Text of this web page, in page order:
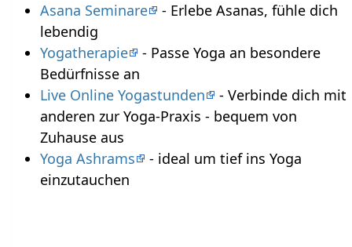
Asana Seminare
- Erlebe Asanas, fühle dich
lebendig
Yogatherapie
- Passe Yoga an besondere
Bedürfnisse an
Live Online Yogastunden
- Verbinde dich mit
anderen zur Yoga-Praxis - bequem von
Zuhause aus
Yoga Ashrams
- ideal um tief ins Yoga
einzutauchen